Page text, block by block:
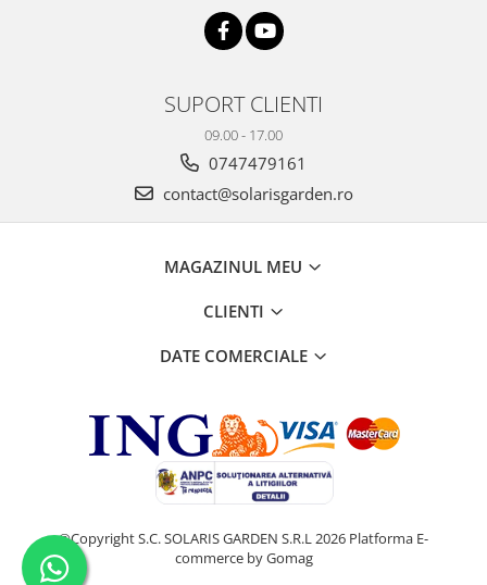
SUPORT CLIENTI
09.00 - 17.00
0747479161
contact@solarisgarden.ro
MAGAZINUL MEU
CLIENTI
DATE COMERCIALE
©Copyright S.C. SOLARIS GARDEN S.R.L 2026 Platforma E-
commerce by Gomag